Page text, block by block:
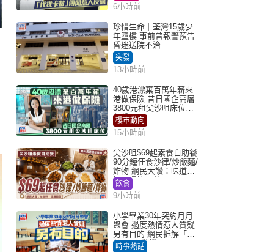
6小時前
珍惜生命｜荃灣15歲少
年墮樓 事前曾報警預告
昏迷送院不治
突發
13小時前
40歲港漂棄百萬年薪來
港做保險 昔日國企高層
3800元租尖沙咀床位｜
租盤Million
樓市動向
15小時前
尖沙咀$69起素食自助餐
90分鐘任食沙律/炒飯麵/
炸物 網民大讚：味道
好，環境闊落
飲食
9小時前
小學畢業30年突約月月
聚會 過度熱情惹人質疑
另有目的 網民拆解「扮
熟」4大動機｜Juicy叮
時事熱話